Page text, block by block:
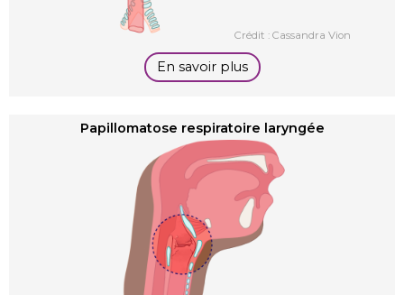
Crédit : Cassandra Vion
En savoir plus
Papillomatose respiratoire laryngée